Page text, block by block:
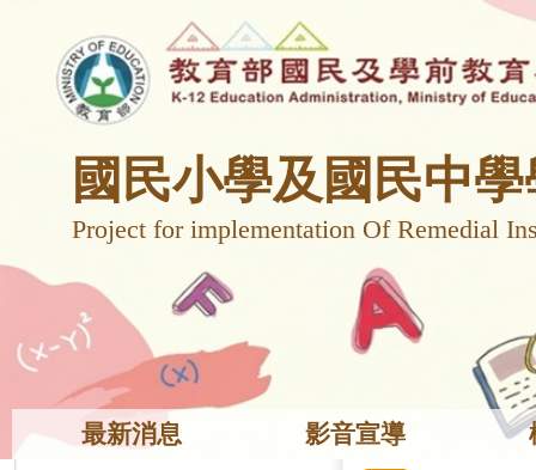
國民小學及國民中
Project for implementation Of Remedial
最新消息 影音宣導